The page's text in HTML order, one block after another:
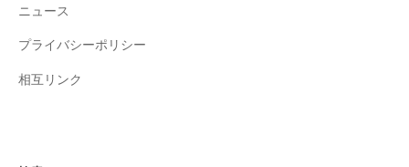
ニュース
プライバシーポリシー
相互リンク